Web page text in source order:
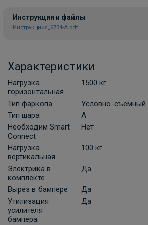
Инструкции и файлы
Инструкциия_6734-A.pdf
Характеристики
Нагрузка
горизонтальная
1500 кг
Тип фаркопа
Условно-съемный
Тип шара
A
Необходим Smart
Connect
Нет
Нагрузка
вертикальная
100 кг
Электрика в
комплекте
Да
Вырез в бампере
Да
Утилизация
усилителя
бампера
Да